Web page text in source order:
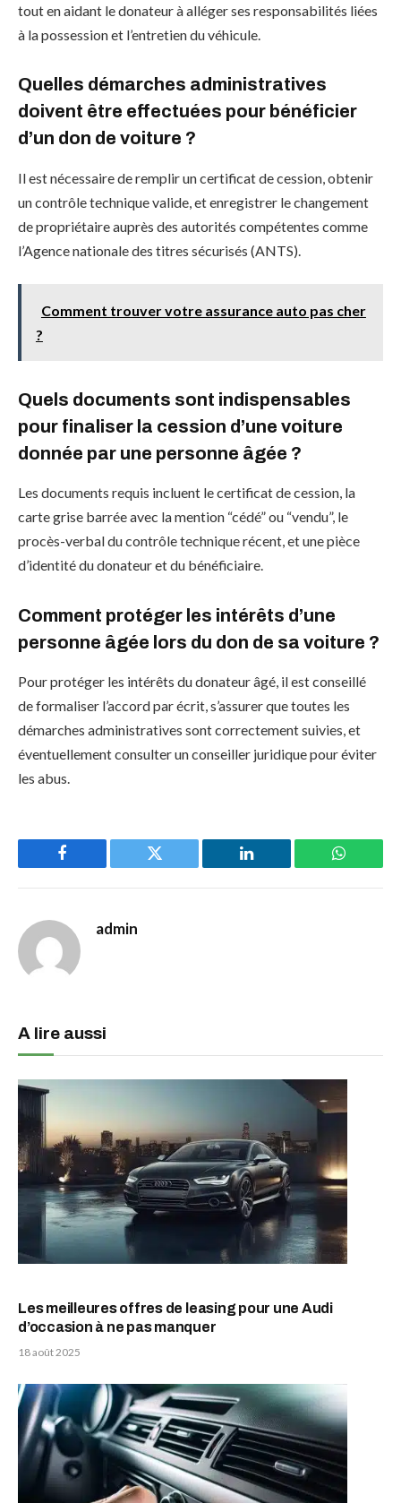
tout en aidant le donateur à alléger ses responsabilités liées
à la possession et l’entretien du véhicule.
Quelles démarches administratives
doivent être effectuées pour bénéficier
d’un don de voiture ?
Il est nécessaire de remplir un certificat de cession, obtenir
un contrôle technique valide, et enregistrer le changement
de propriétaire auprès des autorités compétentes comme
l’Agence nationale des titres sécurisés (ANTS).
Comment trouver votre assurance auto pas cher
?
Quels documents sont indispensables
pour finaliser la cession d’une voiture
donnée par une personne âgée ?
Les documents requis incluent le certificat de cession, la
carte grise barrée avec la mention “cédé” ou “vendu”, le
procès-verbal du contrôle technique récent, et une pièce
d’identité du donateur et du bénéficiaire.
Comment protéger les intérêts d’une
personne âgée lors du don de sa voiture ?
Pour protéger les intérêts du donateur âgé, il est conseillé
de formaliser l’accord par écrit, s’assurer que toutes les
démarches administratives sont correctement suivies, et
éventuellement consulter un conseiller juridique pour éviter
les abus.
Facebook Twitter LinkedIn
admin
A lire aussi
Les meilleures offres de leasing pour une Audi
d’occasion à ne pas manquer
18 août 2025